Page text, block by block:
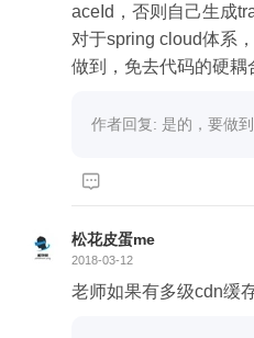
aceId，否则自己生成
对于spring cloud体系
做到，免去代码的硬耦
作者回复: 是的，要做到

松花皮蛋me
2018-03-12
老师如果有多级cdn缓